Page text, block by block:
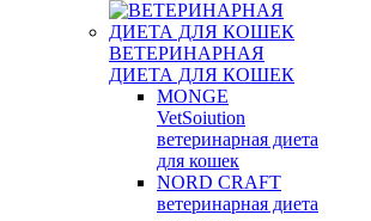
ВЕТЕРИНАРНАЯ
ДИЕТА ДЛЯ КОШЕК
MONGE
VetSoiution
ветеринарная диета
для кошек
NORD CRAFT
ветеринарная диета